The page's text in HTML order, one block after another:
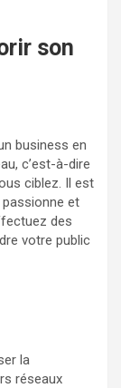
son
business en
c’est-à-dire
ciblez. Il est
et
des
votre public
la
réseaux